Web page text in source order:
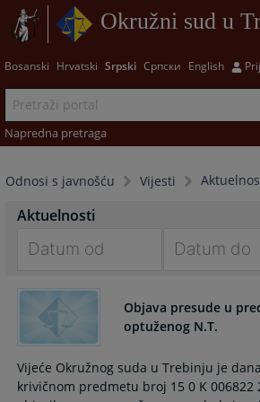
Okružni sud u
Bosanski Hrvatski Srpski Српски English
Napredna pretraga
Odnosi s javnošću Vijesti
Aktuelnosti
forward
interact
the
calendar
forward
to
interact
the
calendar
Objava presude u
optuženog N.T.
Vijeće Okružnog suda u Trebinju je
krivičnom predmetu broj 15 0 K 006822